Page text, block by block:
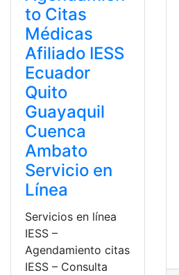
to Citas
Médicas
Afiliado IESS
Ecuador
Quito
Guayaquil
Cuenca
Ambato
Servicio en
Línea
Servicios en línea
IESS –
Agendamiento citas
IESS – Consulta